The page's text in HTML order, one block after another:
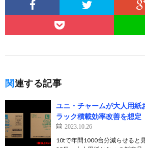
関連する記事
ユニ・チャームが大人用紙
ラック積載効率改善を想定
2023.10.26
10tで年間1000台分減らせると